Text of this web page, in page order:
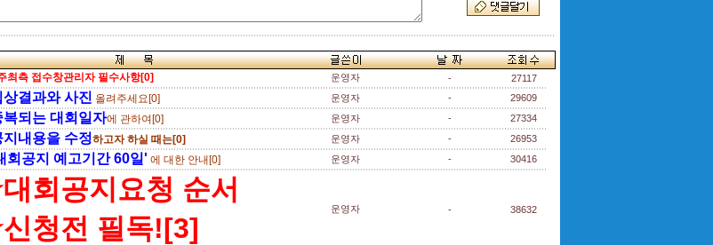
최측 접수창관리자 필수사항[0] 운영자 -
27117
결과와 사진 올려주세요[0] 운영자 -
29609
되는 대회일자에 관하여[0] 운영자 -
27334
내용을 수정하고자 하실 때는[0] 운영자 -
26953
공지 예고기간 60일' 에 대한 안내[0] 운영자 - 30416
회공지요청 순서
청전 필독![3]
운영자 - 38632